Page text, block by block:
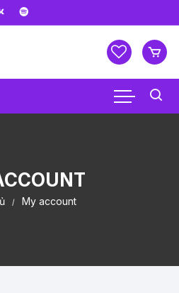
My account